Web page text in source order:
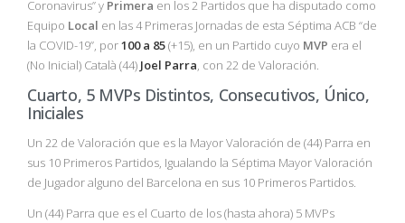
Coronavirus” y Primera en los 2 Partidos que ha disputado como
Equipo Local en las 4 Primeras Jornadas de esta Séptima ACB “de
la COVID-19”, por100 a 85(+15), en un Partido cuyo MVP era el
(No Inicial) Català (44) Joel Parra, con 22 de Valoración.
Cuarto, 5 MVPs Distintos, Consecutivos, Único,
Iniciales
Un 22 de Valoración que es la Mayor Valoración de (44) Parra en
sus 10 Primeros Partidos, Igualando la Séptima Mayor Valoración
de Jugador alguno del Barcelona en sus 10 Primeros Partidos.
Un (44) Parra que es el Cuarto de los (hasta ahora) 5 MVPs